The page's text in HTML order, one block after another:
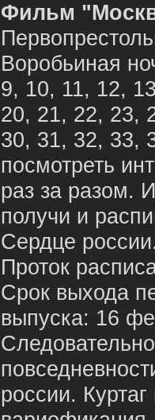
Фильм
Воробьиная
9, 10, 11, 12,
20, 21, 22, 23,
30, 31, 32, 33,
посмотреть
раз за разом.
получи и
Сердце
Проток
Срок выхода
выпуска: 16
россии.